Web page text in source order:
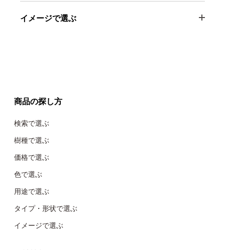
イメージで選ぶ
商品の探し方
検索で選ぶ
樹種で選ぶ
価格で選ぶ
色で選ぶ
用途で選ぶ
タイプ・形状で選ぶ
イメージで選ぶ